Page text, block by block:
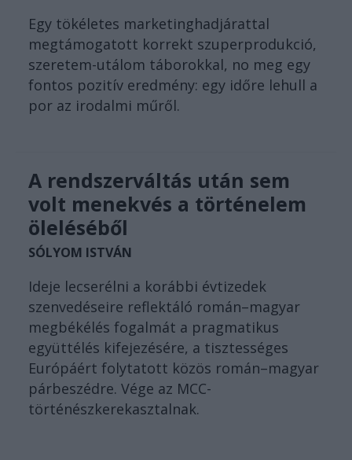
Egy tökéletes marketinghadjárattal
megtámogatott korrekt szuperprodukció,
szeretem-utálom táborokkal, no meg egy
fontos pozitív eredmény: egy időre lehull a
por az irodalmi műről.
A rendszerváltás után sem
volt menekvés a történelem
öleléséből
SÓLYOM ISTVÁN
Ideje lecserélni a korábbi évtizedek
szenvedéseire reflektáló román–magyar
megbékélés fogalmát a pragmatikus
együttélés kifejezésére, a tisztességes
Európáért folytatott közös román–magyar
párbeszédre. Vége az MCC-
történészkerekasztalnak.